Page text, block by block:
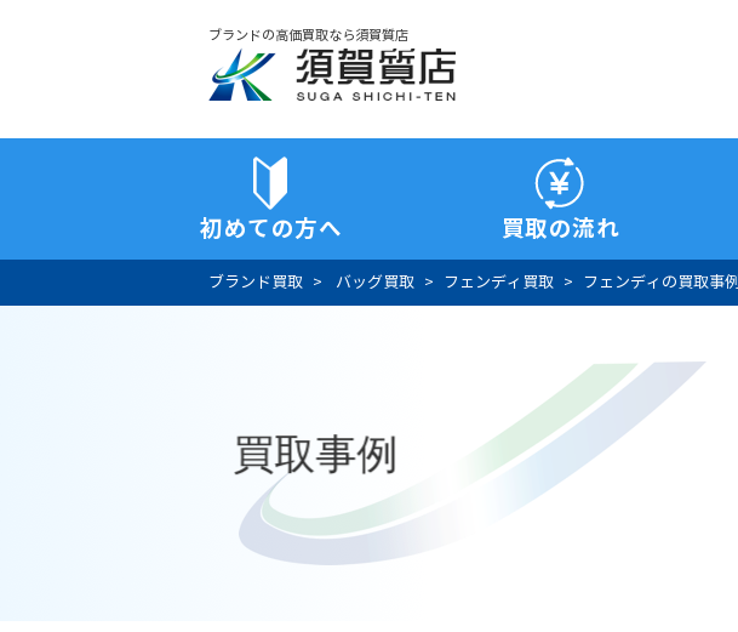
ブランドの高価買取なら須賀質店
初めての方へ 買取の流れ
ブランド買取 バッグ買取 フェンディ買取 フェンディの買取事例
買取事例